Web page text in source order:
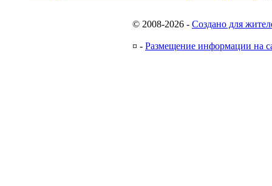
© 2008-2026 - Создано для
¤ - Размещение информации на